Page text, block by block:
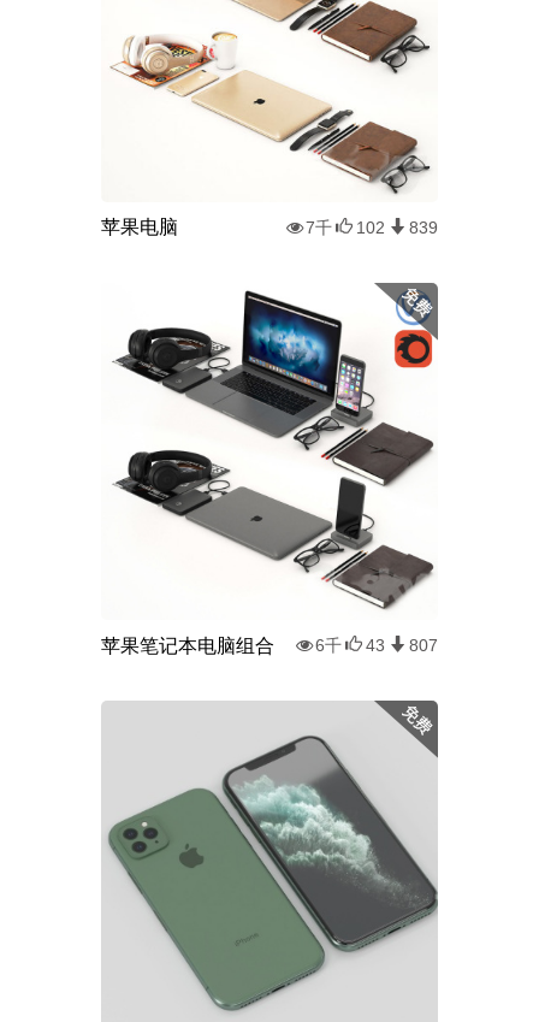
苹果电脑 7千 102 839
苹果笔记本电脑组合 6千 43 807